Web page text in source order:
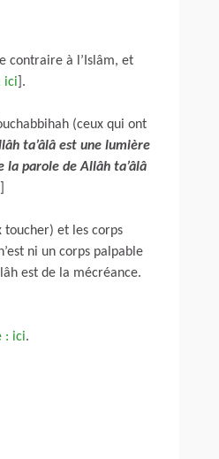
contraire à l’Islâm, et
ici ].
(ceux qui ont
ta’âlâ est une lumière
la parole de Allâh ta’âlâ
toucher) et les corps
ni un corps palpable
est de la mécréance.
: ici.